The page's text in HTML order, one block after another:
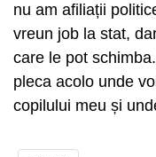
nu am afiliații
vreun job la stat,
care le pot
pleca acolo unde
copilului meu și